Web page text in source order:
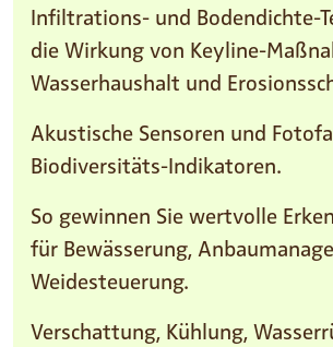
Infiltrations- und Bodendichte-
die Wirkung von Keyline-
Wasserhaushalt und
Akustische Sensoren und
Biodiversitäts-Indikatoren.
So gewinnen Sie wertvolle
für Bewässerung,
Weidesteuerung.
Verschattung, Kühlung,